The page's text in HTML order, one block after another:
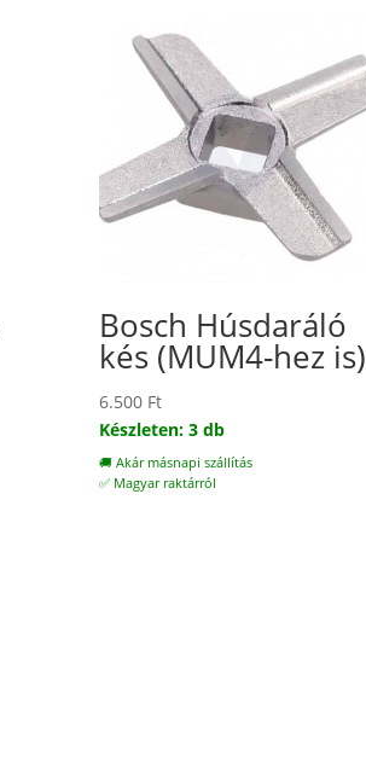
Bosch Húsdaráló
kés (MUM4-hez is)
6.500 Ft
Készleten: 3 db
🚚 Akár másnapi szállítás
✅ Magyar raktárról